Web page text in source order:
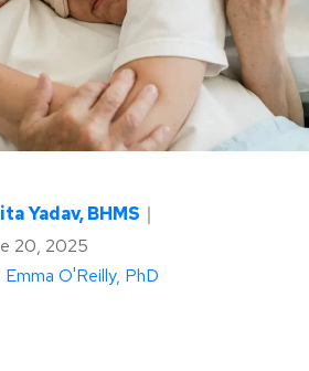
Yadav, BHMS ｜
20, 2025
Emma O'Reilly, PhD